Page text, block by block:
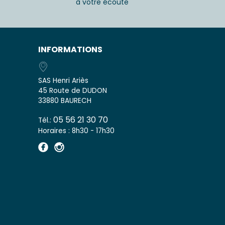
à votre écoute
INFORMATIONS
SAS Henri Ariès
45 Route de DUDON
33880 BAURECH
Tél.: 05 56 21 30 70
Horaires : 8h30 - 17h30